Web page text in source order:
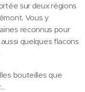
sur deux régions
Vous y
reconnus pour
quelques flacons
bouteilles que